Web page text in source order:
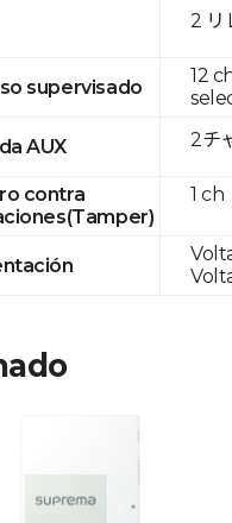
supervisado
AUX
contra
2 リ
12
2チ
1 ch